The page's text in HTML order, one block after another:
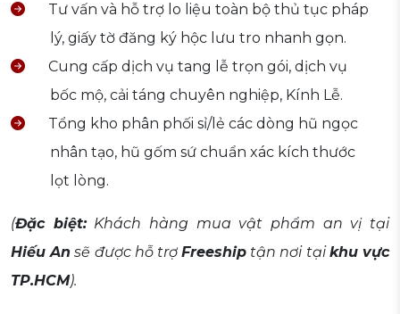
Tư vấn và hỗ trợ lo liệu toàn bộ thủ tục pháp
lý, giấy tờ đăng ký hộc lưu tro nhanh gọn.
Cung cấp dịch vụ tang lễ trọn gói, dịch vụ
bốc mộ, cải táng chuyên nghiệp, Kính Lễ.
Tổng kho phân phối sỉ/lẻ các dòng hũ ngọc
nhân tạo, hũ gốm sứ chuẩn xác kích thước
lọt lòng.
(Đặc biệt:Khách hàng mua vật phẩm an vị tại
Hiếu An sẽ được hỗ trợFreeship tận nơi tạikhu vực
TP.HCM).